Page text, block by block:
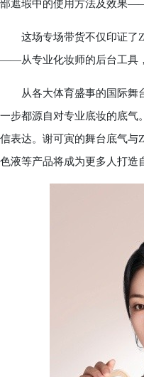
部遮瑕中的使用方法及效果
这场专场带货不仅印证了
——从专业化妆师的后台工具
从各大体育盛事的国际舞台
一步都源自对专业底妆的底气
信表达。谢可寅的舞台底气
色液等产品将成为更多人打造